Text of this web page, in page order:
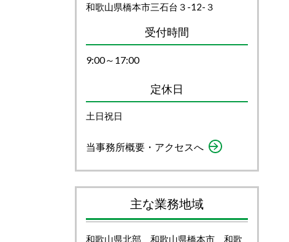
和歌山県橋本市三石台３-12-３
受付時間
9:00～17:00
定休日
土日祝日
当事務所概要・アクセスへ
主な業務地域
和歌山県北部 和歌山県橋本市 和歌